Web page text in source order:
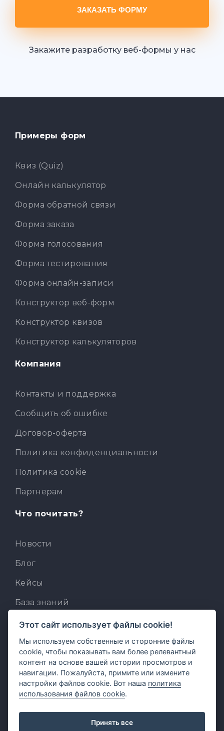
ЗАКАЗАТЬ ФОРМУ
Закажите разработку веб-формы у нас
Примеры форм
Квиз (Quiz)
Онлайн калькулятор
Форма обратной связи
Форма заказа
Форма голосования
Форма тестирования
Форма онлайн-записи
Конструктор веб-форм
Конструктор квизов
Конструктор калькуляторов
Компания
Контакты и поддержка
Сообщить об ошибке
Договор-оферта
Политика конфиденциальности
Политика cookie
Партнерам
Что почитать?
Новости
Блог
Кейсы
База знаний
Для разработчиков
Встроенный AI-ассистент
MCP для AI-клиентов
Отзывы и предложения
Этот сайт использует файлы cookie!
Мы используем собственные и сторонние файлы
cookie, чтобы показывать вам более релевантный
контент на основе вашей истории просмотров и
навигации. Пожалуйста, примите или измените
настройки файлов cookie. Вот наша политика
использования файлов cookie.
Принять все